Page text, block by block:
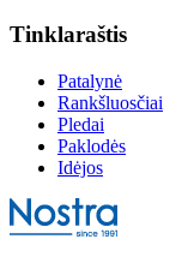
Tinklaraštis
Patalynė
Rankšluosčiai
Pledai
Paklodės
Idėjos